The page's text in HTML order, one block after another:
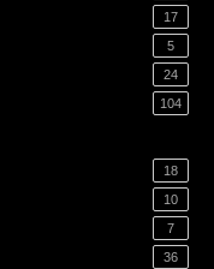
17
5
24
104
18
10
7
36